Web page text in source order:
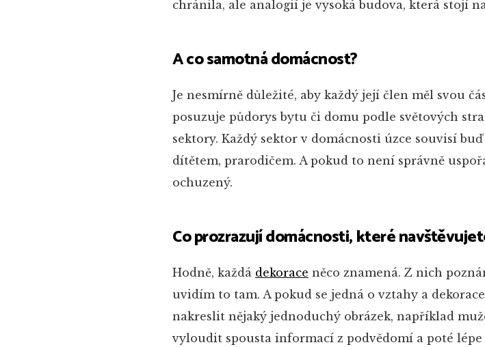
chránila, ale analogií je vysoká budova, která stojí
A co samotná domácnost?
Je nesmírně důležité, aby každý její člen měl svou
posuzuje půdorys bytu či domu podle světových
sektory. Každý sektor v domácnosti úzce souvisí
dítětem, prarodičem. A pokud to není správně
ochuzený.
Co prozrazují domácnosti, které
Hodně, každá dekorace něco znamená. Z nich
uvidím to tam. A pokud se jedná o vztahy a
nakreslit nějaký jednoduchý obrázek, například
vyloudit spousta informací z podvědomí a poté